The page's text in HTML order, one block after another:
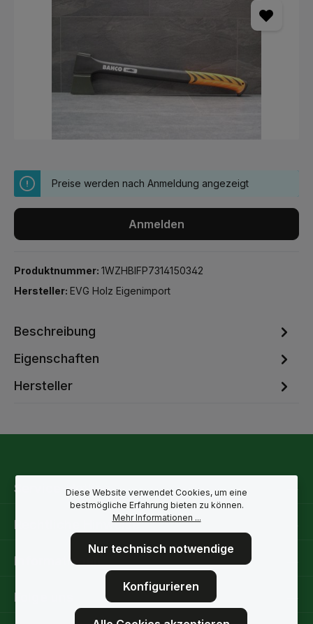
Preise werden nach Anmeldung angezeigt
Anmelden
Produktnummer: 1WZHBIFP7314150342
Hersteller: EVG Holz Eigenimport
Beschreibung
Eigenschaften
Hersteller
Service-Hotline
Rechtliche Hinweise
Informationen
Folge uns
Diese Website verwendet Cookies, um eine
bestmögliche Erfahrung bieten zu können.
Mehr Informationen ...
Nur technisch notwendige
Konfigurieren